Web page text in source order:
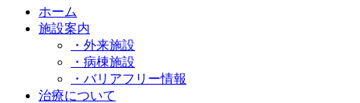
ホーム
施設案内
・外来施設
・病棟施設
・バリアフリー情報
治療について